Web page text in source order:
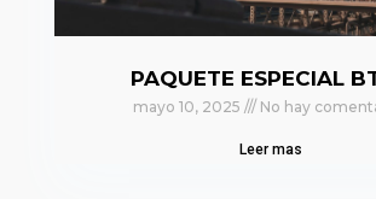
PAQUETE ESPECIAL
mayo 10, 2025 No hay
Leer mas